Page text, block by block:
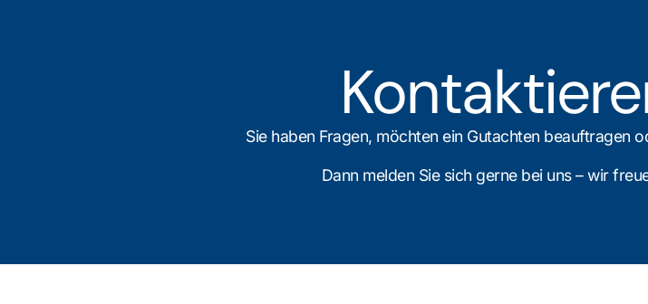
Sie haben Fragen, möchten ein Gutachten beauftragen
Dann melden Sie sich gerne bei uns – wir